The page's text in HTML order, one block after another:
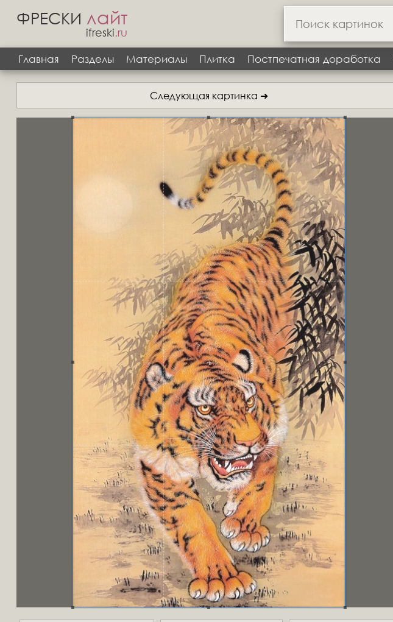
ФРЕСКИ лайт
ifreski.ru
Главная
Разделы Материалы Плитка Постпечатная доработка
Следующая картинка ➜